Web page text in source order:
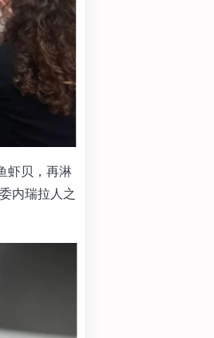
虾贝，再淋
内瑞拉人之